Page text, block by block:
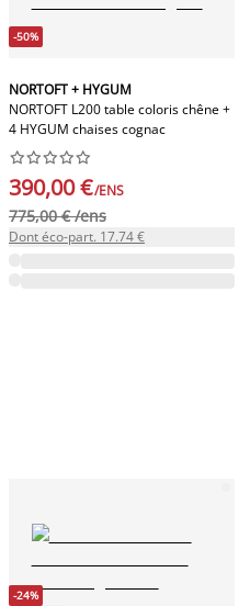
-50%
NORTOFT + HYGUM
NORTOFT L200 table coloris chêne +
4 HYGUM chaises cognac






390,00 €/ENS
775,00 € /ens
Dont éco-part. 17.74 €
-24%